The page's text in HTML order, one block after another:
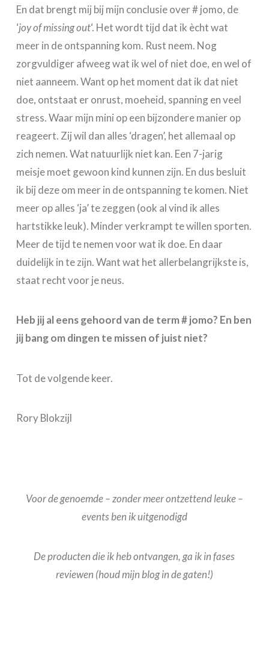
En dat brengt mij bij mijn conclusie over # jomo, de
‘joy of missing out‘. Het wordt tijd dat ik ècht wat
meer in de ontspanning kom. Rust neem. Nog
zorgvuldiger afweeg wat ik wel of niet doe, en wel of
niet aanneem. Want op het moment dat ik dat niet
doe, ontstaat er onrust, moeheid, spanning en veel
stress. Waar mijn mini op een bijzondere manier op
reageert. Zij wil dan alles ‘dragen’, het allemaal op
zich nemen. Wat natuurlijk niet kan. Een 7-jarig
meisje moet gewoon kind kunnen zijn. En dus besluit
ik bij deze om meer in de ontspanning te komen. Niet
meer op alles ‘ja’ te zeggen (ook al vind ik alles
hartstikke leuk). Minder verkrampt te willen sporten.
Meer de tijd te nemen voor wat ik doe. En daar
duidelijk in te zijn. Want wat het allerbelangrijkste is,
staat recht voor je neus.
Heb jij al eens gehoord van de term # jomo? En ben
jij bang om dingen te missen of juist niet?
Tot de volgende keer.
Rory Blokzijl
Voor de genoemde – zonder meer ontzettend leuke –
events ben ik uitgenodigd
De producten die ik heb ontvangen, ga ik in fases
reviewen (houd mijn blog in de gaten!)